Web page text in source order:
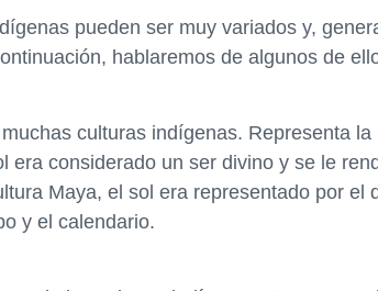
pueden ser muy variados y,
hablaremos de algunos de
culturas indígenas. Representa la
era considerado un ser divino y se le
Maya, el sol era representado por el
y el calendario.